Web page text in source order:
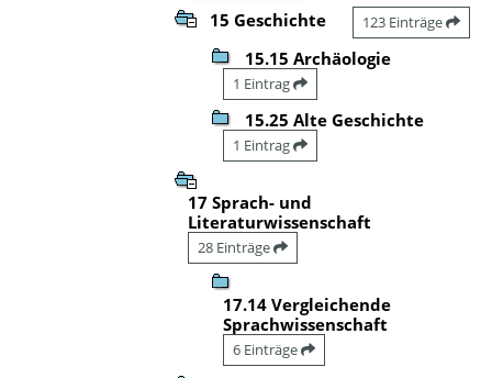
15 Geschichte 123 Einträge
15.15 Archäologie
1 Eintrag
15.25 Alte Geschichte
1 Eintrag
17 Sprach- und
Literaturwissenschaft
28 Einträge
17.14 Vergleichende
Sprachwissenschaft
6 Einträge